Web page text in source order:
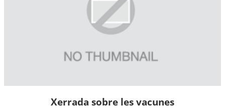
Xerrada sobre les vacunes